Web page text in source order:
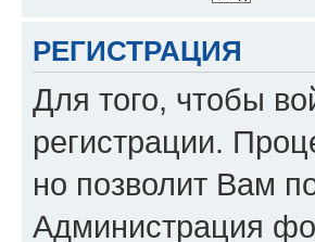
РЕГИСТРАЦИЯ
Для того, чтобы
регистрации.
но позволит Вам
Администрация